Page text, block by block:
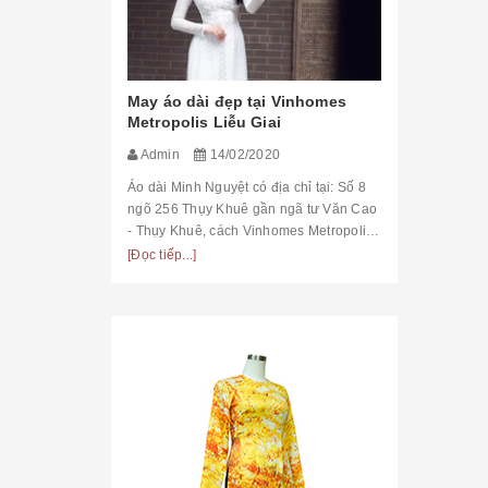
May áo dài đẹp tại Vinhomes
Metropolis Liễu Giai
Admin 14/02/2020
Áo dài Minh Nguyệt có địa chỉ tại: Số 8
ngõ 256 Thụy Khuê gần ngã tư Văn Cao
- Thụy Khuê, cách Vinhomes Metropolis
Liễu Giai khoảng 1,2 km và 10 phút lái
[Đọc tiếp...]